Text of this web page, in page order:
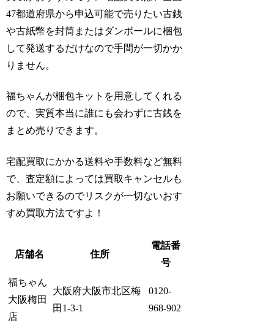
47都道府県から申込可能で売りたい古銭
や古紙幣を封筒またはダンボールに梱包
して発送するだけなので手間が一切かか
りません。
福ちゃんが梱包キットを用意してくれる
ので、実質本当に誰にも会わずに古銭を
まとめ売りできます。
宅配買取にかかる送料や手数料など無料
で、査定額によっては買取キャンセルも
お願いできるのでリスクが一切ないおす
すめ買取方法ですよ！
店舗名 住所
電話番
号
福ちゃん
大阪梅田
店
大阪府大阪市北区梅
田1-3-1
0120-
968-902